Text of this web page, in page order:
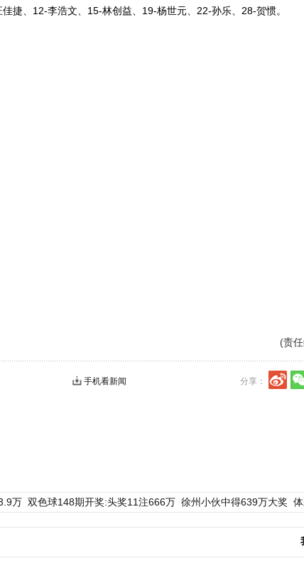
、12-李浩文、15-林创益、19-杨世元、22-孙乐、28-贺惯。
(责
分享：
手机看新闻
万 双色球148期开奖:头奖11注666万 徐州小伙中得639万大奖